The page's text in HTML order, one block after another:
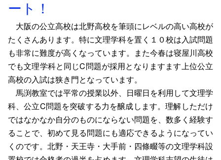
ート！
大阪の公立高校は北野高校を筆頭にレベルの高い高校が
たくさんあります。特に文理学科を置く１０校は入試問題
も非常に難度が高くなっています。また今春は寝屋川高校
でも文理学科と同じC問題が採用となりますます上位公立
高校の入試は狭き門となっています。
馬渕教室では平常の授業以外、日曜日を利用して文理学
科、公立C問題を突破する力を醸成します。理解しただけ
ではなかなか自分のものにならない問題を、数多く経験す
ることで、初めて見る問題にも適応できるようになってい
くのです。北野・天王寺・大手前・四條畷等の文理学科設